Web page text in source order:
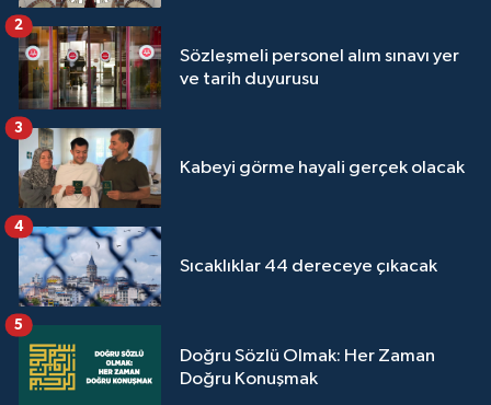
Sözleşmeli personel alım sınavı yer
ve tarih duyurusu
2
Kabeyi görme hayali gerçek olacak
3
Sıcaklıklar 44 dereceye çıkacak
4
Doğru Sözlü Olmak: Her Zaman
Doğru Konuşmak
5